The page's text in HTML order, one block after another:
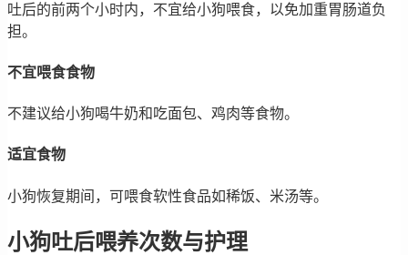
吐后的前两个小时内，不宜给小狗喂食，以免加重胃肠道负
担。
不宜喂食食物
不建议给小狗喝牛奶和吃面包、鸡肉等食物。
适宜食物
小狗恢复期间，可喂食软性食品如稀饭、米汤等。
小狗吐后喂养次数与护理